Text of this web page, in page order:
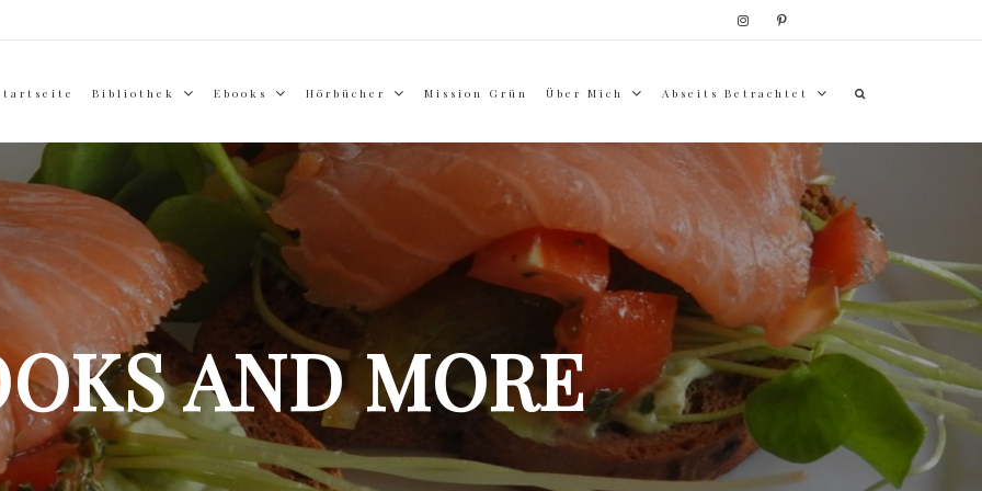
Bibliothek Ebooks Hörbücher Mission Grün Über Mich Abseits Betrachtet
AND MORE